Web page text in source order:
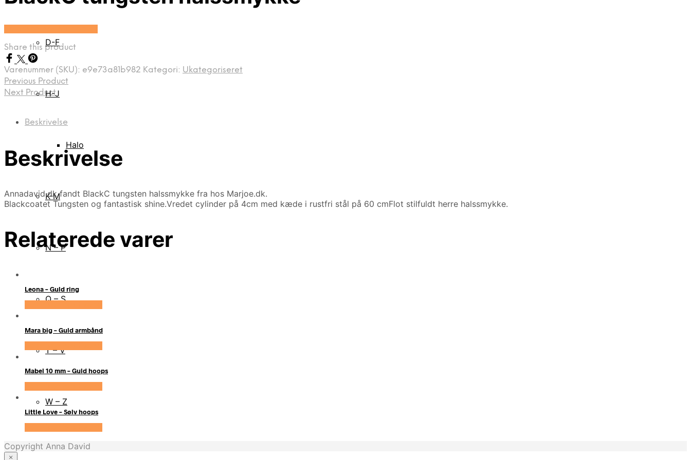
D-F
H-J
Halo
K-M
N – P
Q – S
T – V
W – Z
Share this product
Varenummer (SKU): e9e73a81b982 Kategori: Ukategoriseret
Previous Product
Next Product
Beskrivelse
Beskrivelse
Annadavid.dk fandt BlackC tungsten halssmykke fra hos Marjoe.dk.
Blackcoatet Tungsten og fantastisk shine.Vredet cylinder på 4cm med kæde i rustfri stål på 60 cmFlot stilfuldt herre halssmykke.
Relaterede varer
Leona – Guld ring
Mara big – Guld armbånd
Mabel 10 mm – Guld hoops
Little Love – Sølv hoops
Copyright Anna David
×